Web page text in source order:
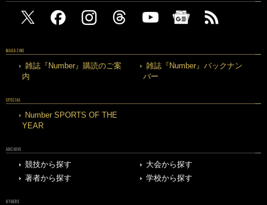
MAGAZINE
雑誌『Number』購読のご案
内
雑誌『Number』バックナン
バー
SPECIAL
Number SPORTS OF THE
YEAR
ARCHIVE
競技から探す
大会から探す
著者から探す
学校から探す
OTHERS